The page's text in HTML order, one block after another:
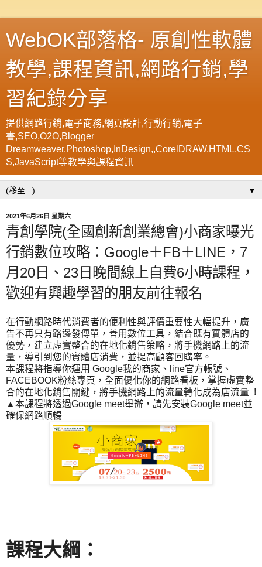
WebOK部落格- 原創性軟體
教學,課程資訊,網路行銷,學
習紀錄分享
提供網路行銷,電子商務,網頁設計,行動行銷,電子
書,SEO,O2O,Blogger
Dreamweaver,Photoshop,InDesign,,CorelDRAW,HTML,CS
S,JavaScript等教學與課程資訊
▼
2021年6月26日 星期六
青創學院(全國創新創業總會)小商家曝光
行銷數位攻略：Google＋FB＋LINE，7
月20日、23日晚間線上自費6小時課程，
歡迎有興趣學習的朋友前往報名
在行動網路時代消費者的便利性與評價重要性大幅提升，廣
告不再只有路邊發傳單，善用數位工具，結合既有實體店的
優勢，建立虛實整合的在地化銷售策略，將手機網路上的流
量，導引到您的實體店消費，並提高顧客回購率。
本課程將指導你運用 Google我的商家、line官方帳號、
FACEBOOK粉絲專頁，全面優化你的網路看板，掌握虛實整
合的在地化銷售關鍵，將手機網路上的流量轉化成為店流量 !
▲本課程將透過Google meet舉辦，請先安裝Google meet並
確保網路順暢
課程大綱：